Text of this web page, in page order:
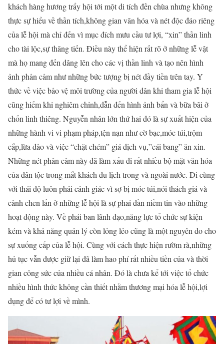
khách hàng hương trẩy hội tới một di tích đền chùa nhưng không
thực sự hiểu về thần tích,không gian văn hóa và nét độc đáo riêng
của lễ hội mà chỉ đến vì mục đích mưu cầu tư lợi, “xin” thần linh
cho tài lộc,sự thăng tiến. Điều này thể hiện rất rõ ở những lễ vật
mà họ mang đến dâng lên cho các vị thần linh và tạo nên hình
ảnh phản cảm như những bức tượng bị nét đầy tiền trên tay. Y
thức về việc bảo vệ môi trường của người dân khi tham gia lễ hội
cũng hiếm khi nghiêm chỉnh,dẫn đến hình ảnh bẩn và bữa bãi ở
chốn linh thiêng. Nguyễn nhân lớn thứ hai đó là sự xuất hiện của
những hành vi vi phạm pháp,tện nạn như cờ bạc,móc túi,trộm
cắp,lừa đảo và việc “chặt chém” giá dịch vụ,”cái bang” ăn xin.
Những nét phản cảm này đã làm xấu đi rất nhiều bộ mặt văn hóa
của dân tộc trong mắt khách du lịch trong và ngoài nước. Đi cùng
với thái độ luôn phải cảnh giác vì sợ bị móc túi,nói thách giá và
cảnh chen lấn ở những lễ hội là sự phai dần niềm tin vào những
hoạt động này. Về phái ban lãnh đạo,năng lực tổ chức sự kiện
kém và khả năng quản lý còn lỏng lẻo cũng là một nguyên do cho
sự xuống cấp của lễ hội. Cùng với cách thực hiện rườm rà,những
hủ tục vẫn được giữ lại đã làm hao phí rất nhiều tiền của và thời
gian công sức của nhiều cá nhân. Đó là chưa kể tới việc tổ chức
nhiều hình thức không cần thiết nhằm thương mại hóa lễ hội,lợi
dụng để có tư lợi về mình.